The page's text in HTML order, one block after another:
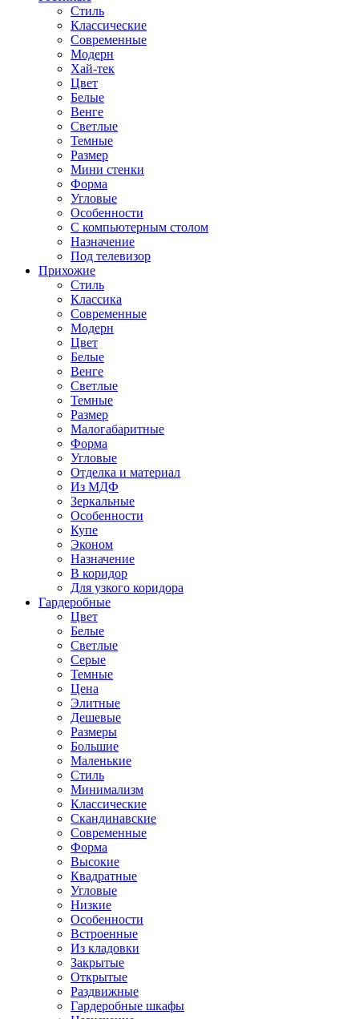
Стиль
Классические
Современные
Модерн
Хай-тек
Цвет
Белые
Венге
Светлые
Темные
Размер
Мини стенки
Форма
Угловые
Особенности
С компьютерным столом
Назначение
Под телевизор
Прихожие
Стиль
Классика
Современные
Модерн
Цвет
Белые
Венге
Светлые
Темные
Размер
Малогабаритные
Форма
Угловые
Отделка и материал
Из МДФ
Зеркальные
Особенности
Купе
Эконом
Назначение
В коридор
Для узкого коридора
Гардеробные
Цвет
Белые
Светлые
Серые
Темные
Цена
Элитные
Дешевые
Размеры
Большие
Маленькие
Стиль
Минимализм
Классические
Скандинавские
Современные
Форма
Высокие
Квадратные
Угловые
Низкие
Особенности
Встроенные
Из кладовки
Закрытые
Открытые
Раздвижные
Гардеробные шкафы